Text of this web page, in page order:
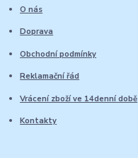
O nás
Doprava
Obchodní podmínky
Reklamační řád
Vrácení zboží ve 14denní době
Kontakty